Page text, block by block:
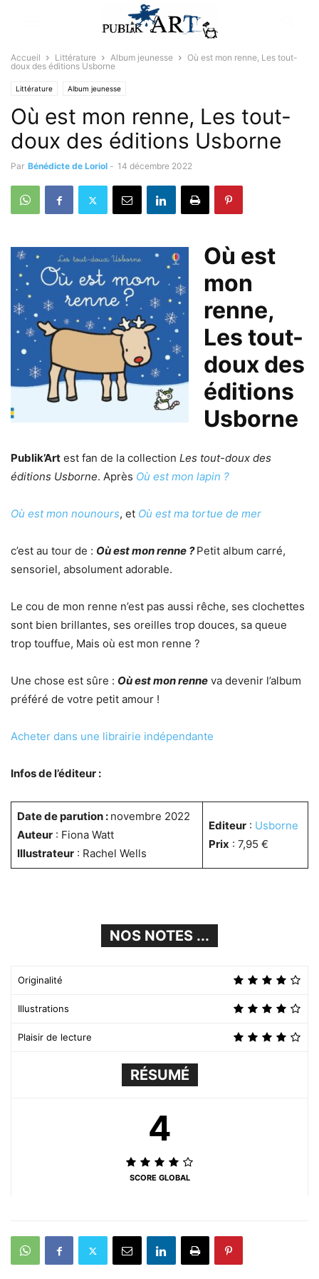
Accueil Littérature Album jeunesse
Où est mon renne, Les tout-
doux des éditions Usborne
Littérature Album jeunesse
Où est mon renne, Les tout-
doux des éditions Usborne
Par Bénédicte de Loriol - 14 décembre 2022
Où est
mon
renne,
Les tout-
doux des
éditions
Usborne
Publik’Art est fan de la collection Les tout-doux des
éditions Usborne. Après Où est mon lapin ?
Où est mon nounours, et Où est ma tortue de mer
c’est au tour de : Où est mon renne ?Petit album carré,
sensoriel, absolument adorable.
Le cou de mon renne n’est pas aussi rêche, ses clochettes
sont bien brillantes, ses oreilles trop douces, sa queue
trop touffue, Mais où est mon renne ?
Une chose est sûre : Où est mon renne va devenir l’album
préféré de votre petit amour !
Acheter dans une librairie indépendante
Infos de l’éditeur :
Date de parution : novembre 2022
Auteur: Fiona Watt
Illustrateur: Rachel Wells
Editeur: Usborne
Prix : 7,95 €
NOS NOTES ...
Originalité
Illustrations
Plaisir de lecture
RÉSUMÉ
4
SCORE GLOBAL